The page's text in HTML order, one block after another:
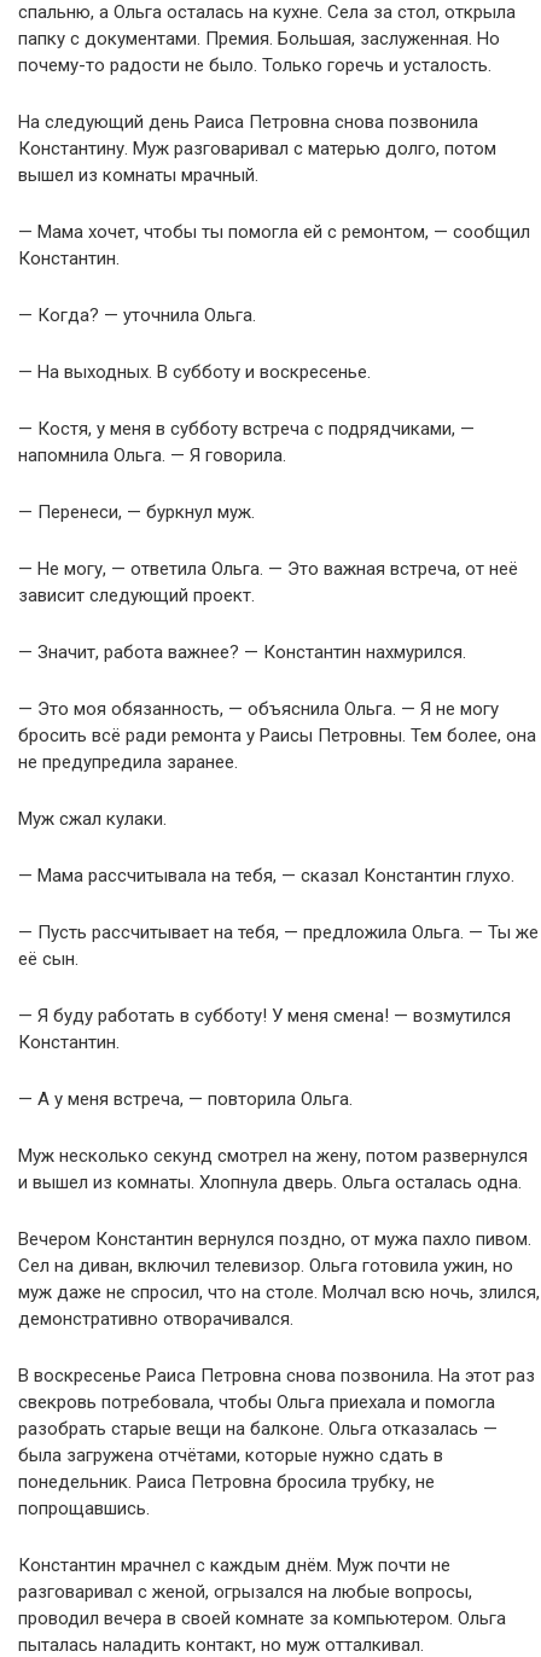
спальню, а Ольга осталась на кухне. Села за стол, открыла
папку с документами. Премия. Большая, заслуженная. Но
почему-то радости не было. Только горечь и усталость.
На следующий день Раиса Петровна снова позвонила
Константину. Муж разговаривал с матерью долго, потом
вышел из комнаты мрачный.
— Мама хочет, чтобы ты помогла ей с ремонтом, — сообщил
Константин.
— Когда? — уточнила Ольга.
— На выходных. В субботу и воскресенье.
— Костя, у меня в субботу встреча с подрядчиками, —
напомнила Ольга. — Я говорила.
— Перенеси, — буркнул муж.
— Не могу, — ответила Ольга. — Это важная встреча, от неё
зависит следующий проект.
— Значит, работа важнее? — Константин нахмурился.
— Это моя обязанность, — объяснила Ольга. — Я не могу
бросить всё ради ремонта у Раисы Петровны. Тем более, она
не предупредила заранее.
Муж сжал кулаки.
— Мама рассчитывала на тебя, — сказал Константин глухо.
— Пусть рассчитывает на тебя, — предложила Ольга. — Ты же
её сын.
— Я буду работать в субботу! У меня смена! — возмутился
Константин.
— А у меня встреча, — повторила Ольга.
Муж несколько секунд смотрел на жену, потом развернулся
и вышел из комнаты. Хлопнула дверь. Ольга осталась одна.
Вечером Константин вернулся поздно, от мужа пахло пивом.
Сел на диван, включил телевизор. Ольга готовила ужин, но
муж даже не спросил, что на столе. Молчал всю ночь, злился,
демонстративно отворачивался.
В воскресенье Раиса Петровна снова позвонила. На этот раз
свекровь потребовала, чтобы Ольга приехала и помогла
разобрать старые вещи на балконе. Ольга отказалась —
была загружена отчётами, которые нужно сдать в
понедельник. Раиса Петровна бросила трубку, не
попрощавшись.
Константин мрачнел с каждым днём. Муж почти не
разговаривал с женой, огрызался на любые вопросы,
проводил вечера в своей комнате за компьютером. Ольга
пыталась наладить контакт, но муж отталкивал.